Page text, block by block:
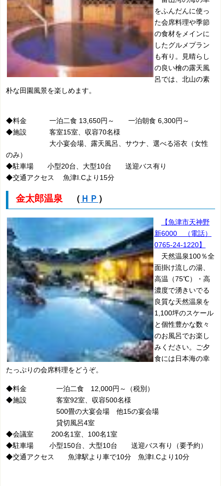
をふんだんに使っ
た会席料理や季節
の食材をメインに
したグルメプラン
も有り。見晴らし
の良い檜の露天風
呂では、北山の素
朴な田園風景を楽しめます。
◆料金 一泊二食 13,650円～ 一泊朝食 6,300円～
◆施設 客室15室、収容70名様
大小宴会場、露天風呂、サウナ、選べる浴衣（女性
のみ）
◆駐車場 小型20台、大型10台 送迎バス有り
◆交通アクセス 魚津I.Cより15分
金太郎温泉（ ＨＰ ）
【魚津市天神野
新6000 （電話）
0765-24-1220】
天然温泉100％全
面掛け流しの湯、
高温（75℃）・高
濃度で湧きいでる
良質な天然温泉を
1,100坪のスケール
と個性豊かな数々
のお風呂でお楽し
みください。ご夕
食には日本海の幸
たっぷりの会席料理をどうぞ。
◆料金 一泊二食 12,000円～（税別）
◆施設 客室92室、収容500名様
500畳の大宴会場 他15の宴会場
貸切風呂4室
◆会議室 200名1室、100名1室
◆駐車場 小型150台、大型10台 送迎バス有り（要予約）
◆交通アクセス 魚津駅より車で10分 魚津I.Cより10分